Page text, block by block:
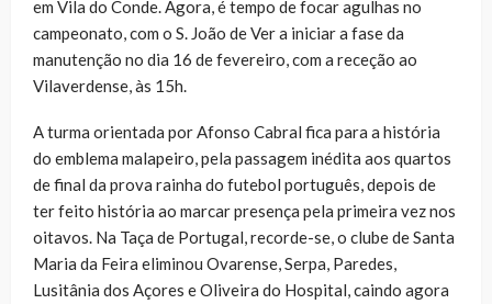
em Vila do Conde. Agora, é tempo de focar agulhas no
campeonato, com o S. João de Ver a iniciar a fase da
manutenção no dia 16 de fevereiro, com a receção ao
Vilaverdense, às 15h.
A turma orientada por Afonso Cabral fica para a história
do emblema malapeiro, pela passagem inédita aos quartos
de final da prova rainha do futebol português, depois de
ter feito história ao marcar presença pela primeira vez nos
oitavos. Na Taça de Portugal, recorde-se, o clube de Santa
Maria da Feira eliminou Ovarense, Serpa, Paredes,
Lusitânia dos Açores e Oliveira do Hospital, caindo agora